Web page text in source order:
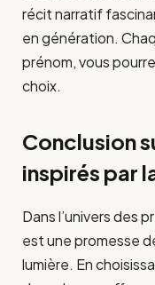
récit narratif
en génération.
prénom, vous
choix.
Conclusion
inspirés par
Dans l’univers des
est une promesse
lumière. En